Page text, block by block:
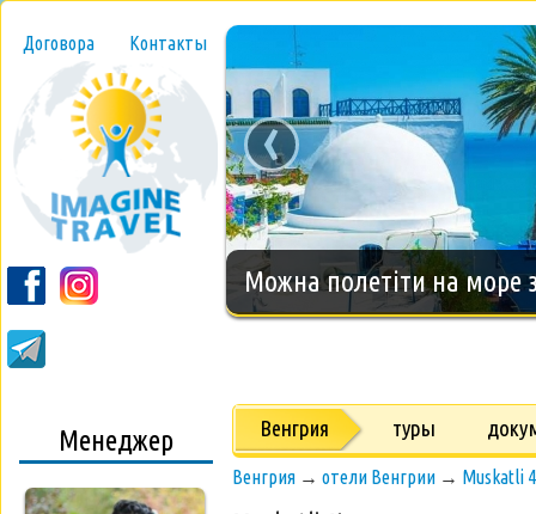
Договора Контакты
Новогодний тур на
‹
Менеджер Венгрия туры
Венгрия → отели Венгрии → Muskatli